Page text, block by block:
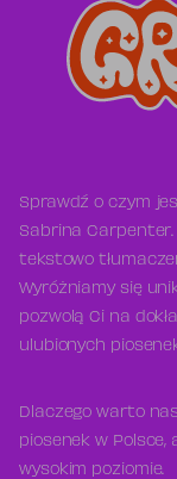
Sprawdź o czym
Sabrina Carpenter.
tekstowo
Wyróżniamy się
pozwolą Ci na
ulubionych
Dlaczego warto
piosenek w
wysokim poziomie.